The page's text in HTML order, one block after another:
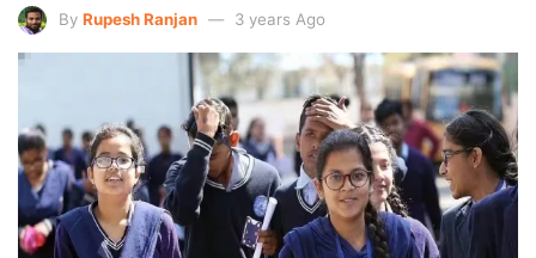
By Rupesh Ranjan 3 years Ago